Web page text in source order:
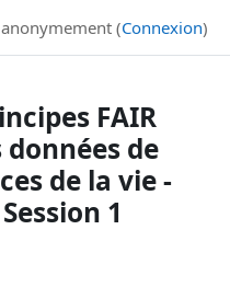
- Les formations
(Connexion)
FAIR
de
de la vie -
1